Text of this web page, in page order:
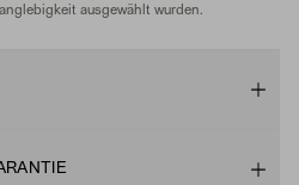
ausgewählt wurden.